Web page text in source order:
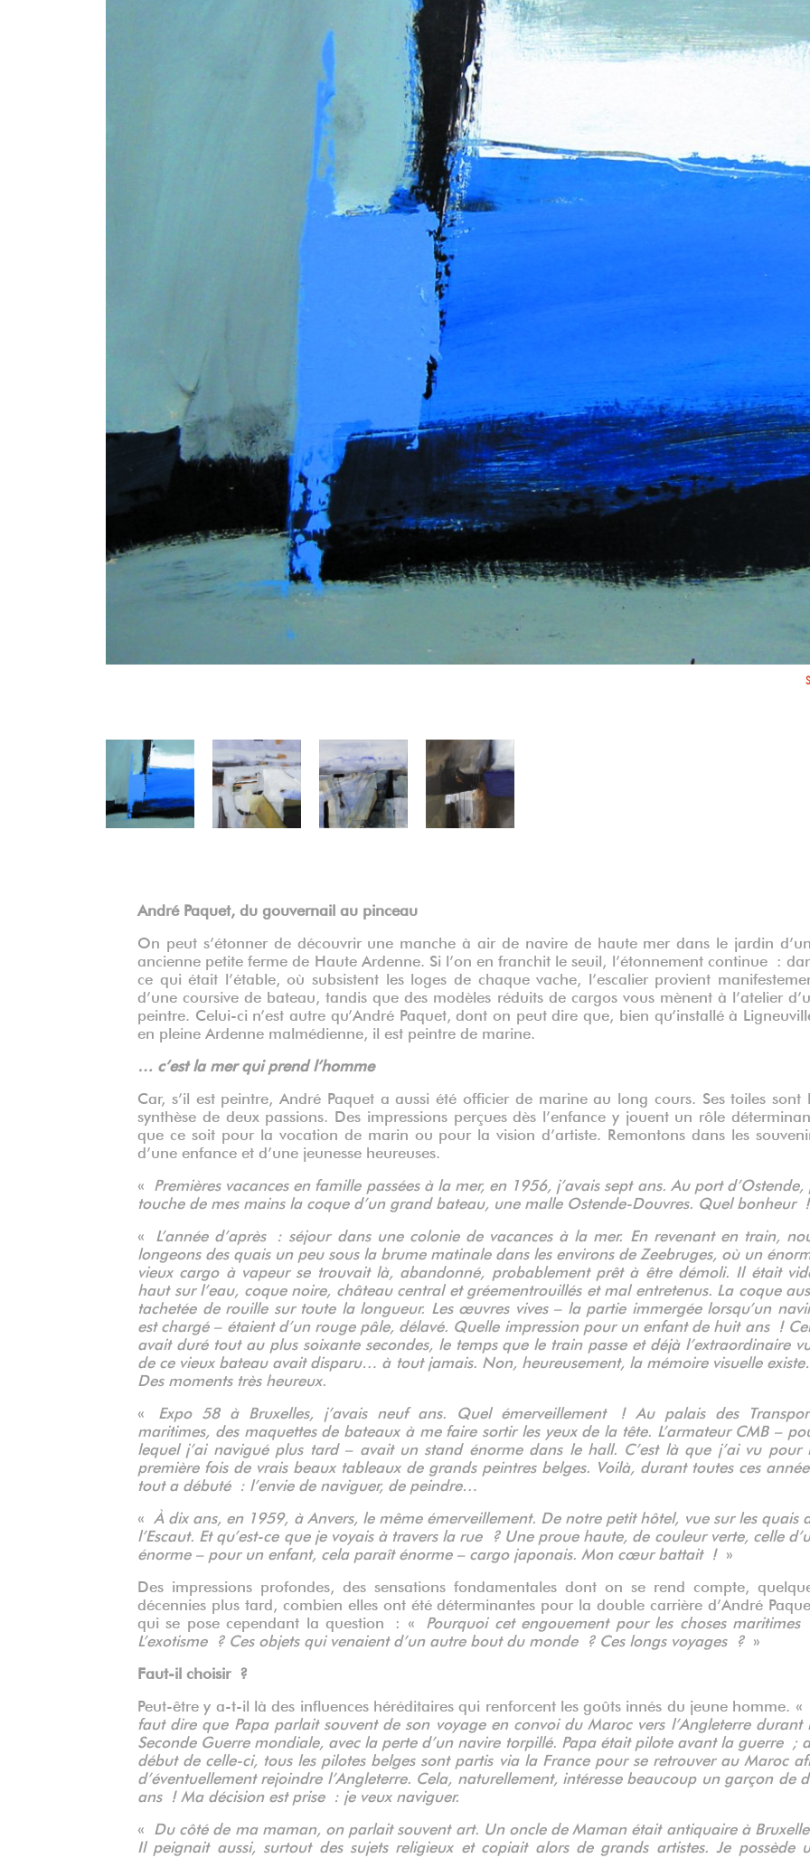
Précédent
André Paquet, du gouvernail au pinceau
On peut s’étonner de découvrir une manche à air de navire de haute mer dans le jardin
ancienne petite ferme de Haute Ardenne. Si l’on en franchit le seuil, l’étonnement continue :
ce qui était l’étable, où subsistent les loges de chaque vache, l’escalier provient
d’une coursive de bateau, tandis que des modèles réduits de cargos vous mènent à l’atelier
peintre. Celui-ci n’est autre qu’André Paquet, dont on peut dire que, bien qu’installé à
en pleine Ardenne malmédienne, il est peintre de marine.
… c’est la mer qui prend l’homme
Car, s’il est peintre, André Paquet a aussi été officier de marine au long cours. Ses toiles sont
synthèse de deux passions. Des impressions perçues dès l’enfance y jouent un rôle
que ce soit pour la vocation de marin ou pour la vision d’artiste. Remontons dans les
d’une enfance et d’une jeunesse heureuses.
« Premières vacances en famille passées à la mer, en 1956, j’avais sept ans. Au port d’Ostende,
touche de mes mains la coque d’un grand bateau, une malle Ostende-Douvres. Quel bonheur !
« L’année d’après : séjour dans une colonie de vacances à la mer. En revenant en train,
longeons des quais un peu sous la brume matinale dans les environs de Zeebruges, où un
vieux cargo à vapeur se trouvait là, abandonné, probablement prêt à être démoli. Il était
haut sur l’eau, coque noire, château central et gréementrouillés et mal entretenus. La coque
tachetée de rouille sur toute la longueur. Les œuvres vives – la partie immergée lorsqu’un
est chargé – étaient d’un rouge pâle, délavé. Quelle impression pour un enfant de huit ans !
avait duré tout au plus soixante secondes, le temps que le train passe et déjà l’extraordinaire
de ce vieux bateau avait disparu… à tout jamais. Non, heureusement, la mémoire visuelle
Des moments très heureux.
« Expo 58 à Bruxelles, j’avais neuf ans. Quel émerveillement ! Au palais des
maritimes, des maquettes de bateaux à me faire sortir les yeux de la tête. L’armateur CMB –
lequel j’ai navigué plus tard – avait un stand énorme dans le hall. C’est là que j’ai vu pour
première fois de vrais beaux tableaux de grands peintres belges. Voilà, durant toutes ces
tout a débuté : l’envie de naviguer, de peindre…
« À dix ans, en 1959, à Anvers, le même émerveillement. De notre petit hôtel, vue sur les quais
l’Escaut. Et qu’est-ce que je voyais à travers la rue ? Une proue haute, de couleur verte, celle
énorme – pour un enfant, cela paraît énorme – cargo japonais. Mon cœur battait !»
Des impressions profondes, des sensations fondamentales dont on se rend compte,
décennies plus tard, combien elles ont été déterminantes pour la double carrière d’André
qui se pose cependant la question : « Pourquoi cet engouement pour les choses maritimes
L’exotisme ? Ces objets qui venaient d’un autre bout du monde ? Ces longs voyages ?»
Faut-il choisir ?
Peut-être y a-t-il là des influences héréditaires qui renforcent les goûts innés du jeune homme. «
faut dire que Papa parlait souvent de son voyage en convoi du Maroc vers l’Angleterre durant
Seconde Guerre mondiale, avec la perte d’un navire torpillé. Papa était pilote avant la guerre ;
début de celle-ci, tous les pilotes belges sont partis via la France pour se retrouver au Maroc
d’éventuellement rejoindre l’Angleterre. Cela, naturellement, intéresse beaucoup un garçon de
ans ! Ma décision est prise : je veux naviguer.
« Du côté de ma maman, on parlait souvent art. Un oncle de Maman était antiquaire à
Il peignait aussi, surtout des sujets religieux et copiait alors de grands artistes. Je possède